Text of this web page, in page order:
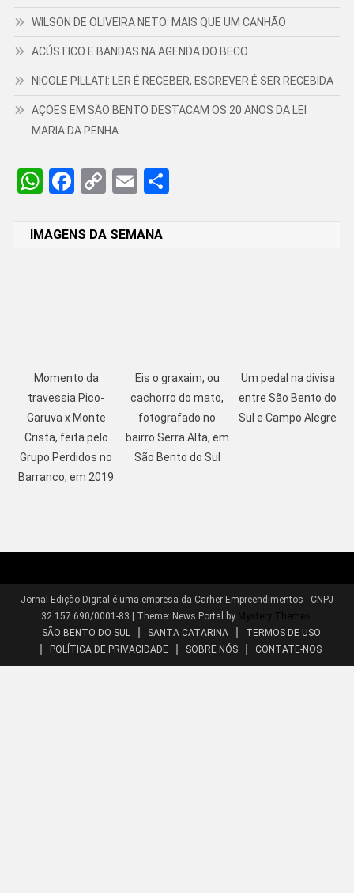
WILSON DE OLIVEIRA NETO: MAIS QUE UM CANHÃO
ACÚSTICO E BANDAS NA AGENDA DO BECO
NICOLE PILLATI: LER É RECEBER, ESCREVER É SER RECEBIDA
AÇÕES EM SÃO BENTO DESTACAM OS 20 ANOS DA LEI
MARIA DA PENHA
WhatsApp
Facebook
CopyEmailShare
IMAGENS DA SEMANA
Momento da
travessia Pico-
Garuva x Monte
Crista, feita pelo
Grupo Perdidos no
Barranco, em 2019
Eis o graxaim, ou
cachorro do mato,
fotografado no
bairro Serra Alta, em
São Bento do Sul
Um pedal na divisa
entre São Bento do
Sul e Campo Alegre
Jornal Edição Digital é uma empresa da Carher Empreendimentos - CNPJ
32.157.690/0001-83
Theme: News Portal by Mystery Themes .
SÃO BENTO DO SUL
SANTA CATARINA
TERMOS DE USO
POLÍTICA DE PRIVACIDADE
SOBRE NÓS CONTATE-NOS